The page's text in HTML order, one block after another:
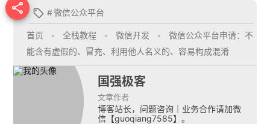
  #微信公众平台
首页 • 全栈教程 • 微信开发 •
微信公众平台申请：不
能含有虚假的、冒充、利用他人名义的、容易构成混淆
国强极客
文章作者
博客站长，问题咨询｜业务合作请加微
信【guoqiang7585】。